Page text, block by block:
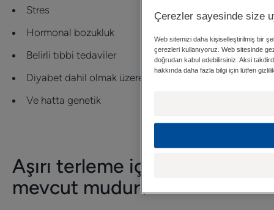
Stres
Hormonal bozukluk
Belirli tıbbi tedaviler
Diyabet dahil olmak üzere, belirli tıbbi durumlar
Ve hatta genetik
Aşırı terleme için çözümler
mevcut mudur?
Çerezler sayesinde size
Web sitemizi daha kişiselleştirilmiş bir
çerezleri kullanıyoruz. Web sitesinde
doğrudan kabul edebilirsiniz. Aksi
hakkında daha fazla bilgi için lütfen